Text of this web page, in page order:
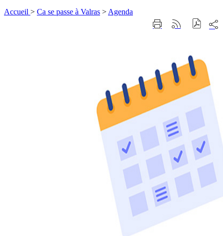
Accueil > Ca se passe à Valras > Agenda
ImprimerGénérer
sur